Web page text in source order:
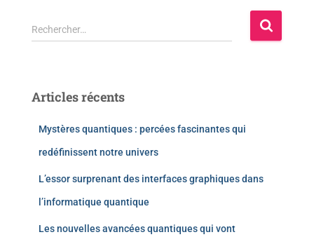
Rechercher…
Articles récents
Mystères quantiques : percées fascinantes qui
redéfinissent notre univers
L’essor surprenant des interfaces graphiques dans
l’informatique quantique
Les nouvelles avancées quantiques qui vont